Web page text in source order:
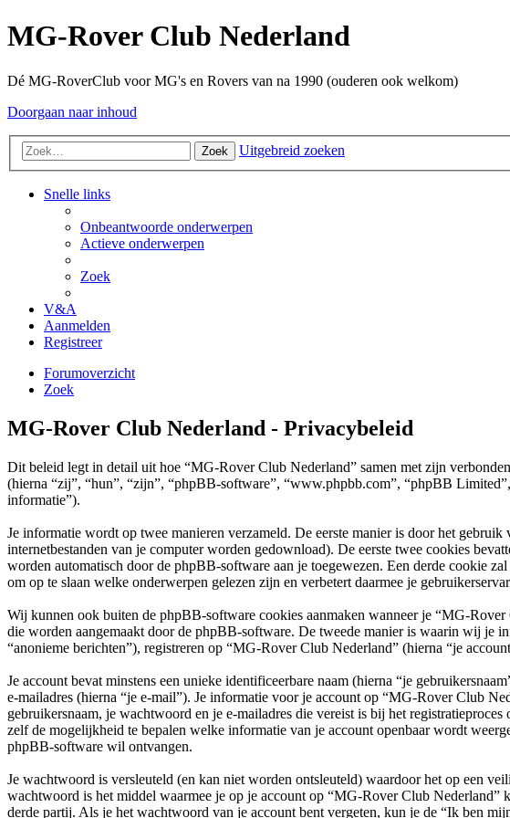
MG-Rover Club Nederland
Dé MG-RoverClub voor MG's en Rovers van na 1990 (ouderen ook welkom)
Doorgaan naar inhoud
Zoek Uitgebreid zoeken
Snelle links
Onbeantwoorde onderwerpen
Actieve onderwerpen
Zoek
V&A
Aanmelden
Registreer
Forumoverzicht
Zoek
MG-Rover Club Nederland - Privacybeleid
Dit beleid legt in detail uit hoe “MG-Rover Club Nederland” samen met zijn
(hierna “zij”, “hun”, “zijn”, “phpBB-software”, “www.phpbb.com”, “phpBB
informatie”).
Je informatie wordt op twee manieren verzameld. De eerste manier is door het
internetbestanden van je computer worden gedownload). De eerste twee cookies
worden automatisch door de phpBB-software aan je toegewezen. Een derde cookie
om op te slaan welke onderwerpen gelezen zijn en verbetert daarmee je
Wij kunnen ook buiten de phpBB-software cookies aanmaken wanneer je “MG-
die worden aangemaakt door de phpBB-software. De tweede manier is waarin wij je
“anonieme berichten”), registreren op “MG-Rover Club Nederland” (hierna “je
Je account bevat minstens een unieke identificeerbare naam (hierna “je
e-mailadres (hierna “je e-mail”). Je informatie voor je account op “MG-Rover Club
gebruikersnaam, je wachtwoord en je e-mailadres die vereist is bij het
zelf de mogelijkheid te bepalen welke informatie van je account openbaar wordt
phpBB-software wil ontvangen.
Je wachtwoord is versleuteld (en kan niet worden ontsleuteld) waardoor het op een
wachtwoord is het middel waarmee je op je account op “MG-Rover Club
derde partij. Als je het wachtwoord van je account bent vergeten, kun je de “Ik ben